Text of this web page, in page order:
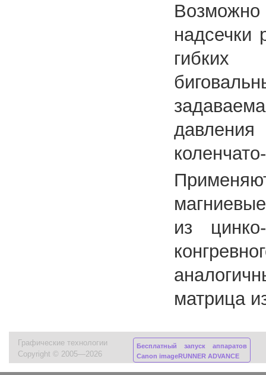
надсечки
гибких
из
матрица
Графические технологии
Copyright © 2005—2026
Бесплатный запуск аппаратов
Canon imageRUNNER ADVANCE